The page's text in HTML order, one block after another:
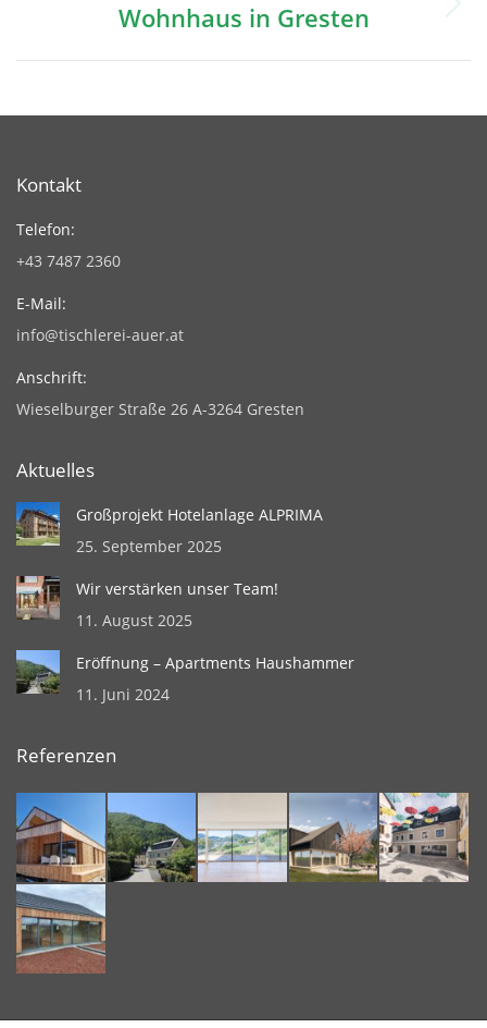
Next
Wohnhaus in Gresten
Kontakt
Telefon:
+43 7487 2360
E-Mail:
info@tischlerei-auer.at
Anschrift:
Wieselburger Straße 26 A-3264 Gresten
Aktuelles
Großprojekt Hotelanlage ALPRIMA
25. September 2025
Wir verstärken unser Team!
11. August 2025
Eröffnung – Apartments Haushammer
11. Juni 2024
Referenzen